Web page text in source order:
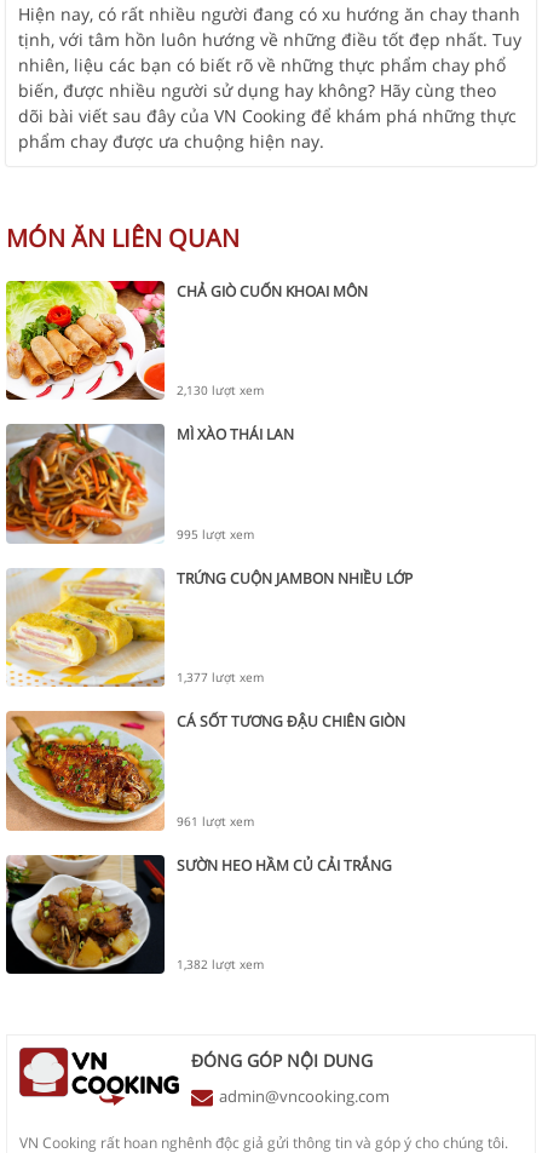
Hiện nay, có rất nhiều người đang có xu hướng ăn chay thanh
tịnh, với tâm hồn luôn hướng về những điều tốt đẹp nhất. Tuy
nhiên, liệu các bạn có biết rõ về những thực phẩm chay phổ
biến, được nhiều người sử dụng hay không? Hãy cùng theo
dõi bài viết sau đây của VN Cooking để khám phá những thực
phẩm chay được ưa chuộng hiện nay.
MÓN ĂN LIÊN QUAN
CHẢ GIÒ CUỐN KHOAI MÔN
2,130 lượt xem
MÌ XÀO THÁI LAN
995 lượt xem
TRỨNG CUỘN JAMBON NHIỀU LỚP
1,377 lượt xem
CÁ SỐT TƯƠNG ĐẬU CHIÊN GIÒN
961 lượt xem
SƯỜN HEO HẦM CỦ CẢI TRẮNG
1,382 lượt xem
ĐÓNG GÓP NỘI DUNG
admin@vncooking.com
VN Cooking rất hoan nghênh độc giả gửi thông tin và góp ý cho chúng tôi.